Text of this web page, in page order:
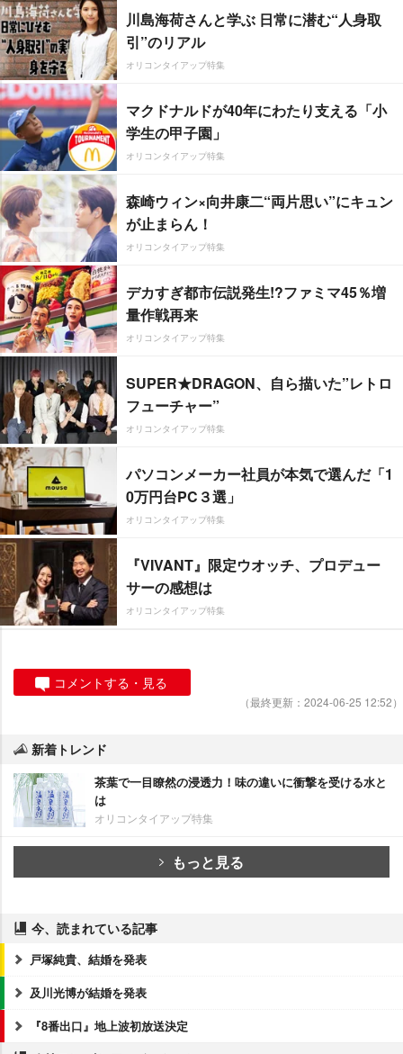
川島海荷さんと学ぶ 日常に潜む“人身取
引”のリアル
オリコンタイアップ特集
マクドナルドが40年にわたり支える「小
学生の甲子園」
オリコンタイアップ特集
森崎ウィン×向井康二“両片思い”にキュン
が止まらん！
オリコンタイアップ特集
デカすぎ都市伝説発生!?ファミマ45％増
量作戦再来
オリコンタイアップ特集
SUPER★DRAGON、自ら描いた”レトロ
フューチャー”
オリコンタイアップ特集
パソコンメーカー社員が本気で選んだ「1
0万円台PC３選」
オリコンタイアップ特集
『VIVANT』限定ウオッチ、プロデュー
サーの感想は
オリコンタイアップ特集
コメントする・見る
（最終更新：2024-06-25 12:52）
新着トレンド
茶葉で一目瞭然の浸透力！味の違いに衝撃を受ける水と
は
オリコンタイアップ特集
もっと見る
今、読まれている記事
戸塚純貴、結婚を発表
及川光博が結婚を発表
『8番出口』地上波初放送決定